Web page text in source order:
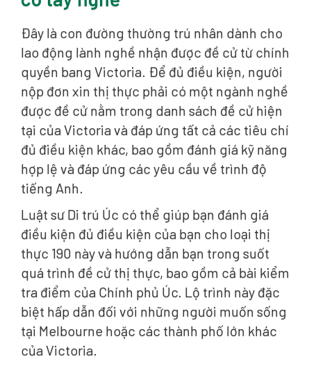
Đây là con đường thường trú nhân dành cho
lao động lành nghề nhận được đề cử từ chính
quyền bang Victoria. Để đủ điều kiện, người
nộp đơn xin thị thực phải có một ngành nghề
được đề cử nằm trong danh sách đề cử hiện
tại của Victoria và đáp ứng tất cả các tiêu chí
đủ điều kiện khác, bao gồm đánh giá kỹ năng
hợp lệ và đáp ứng các yêu cầu về trình độ
tiếng Anh.
Luật sư Di trú Úc có thể giúp bạn đánh giá
điều kiện đủ điều kiện của bạn cho loại thị
thực 190 này và hướng dẫn bạn trong suốt
quá trình đề cử thị thực, bao gồm cả bài kiểm
tra điểm của Chính phủ Úc. Lộ trình này đặc
biệt hấp dẫn đối với những người muốn sống
tại Melbourne hoặc các thành phố lớn khác
của Victoria.